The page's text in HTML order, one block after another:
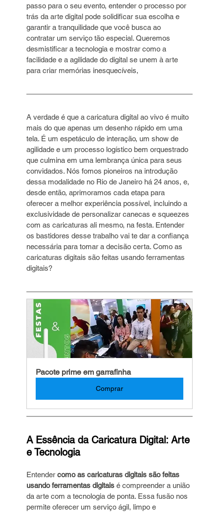
passo para o seu evento, entender o processo por
trás da arte digital pode solidificar sua escolha e
garantir a tranquilidade que você busca ao
contratar um serviço tão especial. Queremos
desmistificar a tecnologia e mostrar como a
facilidade e a agilidade do digital se unem à arte
para criar memórias inesquecíveis,
A verdade é que a caricatura digital ao vivo é muito
mais do que apenas um desenho rápido em uma
tela. É um espetáculo de interação, um show de
agilidade e um processo logístico bem orquestrado
que culmina em uma lembrança única para seus
convidados. Nós fomos pioneiros na introdução
dessa modalidade no Rio de Janeiro há 24 anos, e,
desde então, aprimoramos cada etapa para
oferecer a melhor experiência possível, incluindo a
exclusividade de personalizar canecas e squeezes
com as caricaturas ali mesmo, na festa. Entender
os bastidores desse trabalho vai te dar a confiança
necessária para tomar a decisão certa. Como as
caricaturas digitais são feitas usando ferramentas
digitais?
Pacote prime em garrafinha
Comprar
A Essência da Caricatura Digital: Arte
e Tecnologia
Entender como as caricaturas digitais são feitas
usando ferramentas digitais é compreender a união
da arte com a tecnologia de ponta. Essa fusão nos
permite oferecer um serviço ágil, limpo e